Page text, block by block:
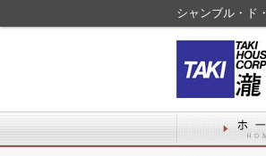
シャンブル・ド